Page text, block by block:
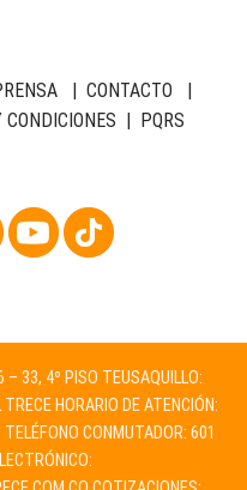
| CONTACTO |
| PQRS
– 33, 4º PISO TEUSAQUILLO:
HORARIO DE ATENCIÓN:
CONMUTADOR: 601